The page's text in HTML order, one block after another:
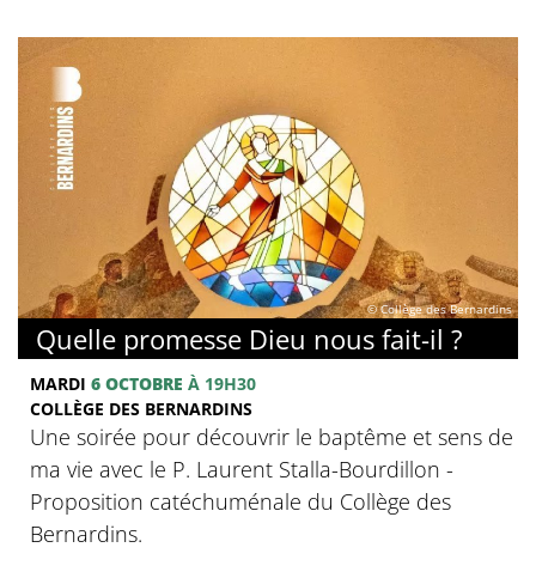
© Collège des Bernardins
Quelle promesse Dieu nous fait-il ?
MARDI 6 OCTOBRE À 19H30
COLLÈGE DES BERNARDINS
Une soirée pour découvrir le baptême et sens de
ma vie avec le P. Laurent Stalla-Bourdillon -
Proposition catéchuménale du Collège des
Bernardins.